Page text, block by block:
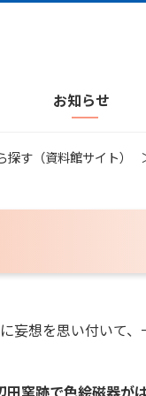
お知らせ
探す（資料館サイト）
想を思い付いて、